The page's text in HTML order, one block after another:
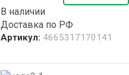
В наличии
Доставка по РФ
Артикул: 4665317170141